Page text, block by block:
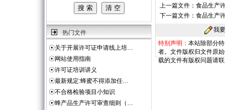
热门文件
☉关于开展许可证申请线上培…
☉网站使用指南
☉许可证培训讲义
☉最新规定:蜂蜜不得添加任…
☉不合格检验项目小知识
☉蜂产品生产许可审查细则（…
上一篇文件： 食品生产
下一篇文件： 食品生产
我
特别声明： 本站除部分
者。文件版权归文件原
载的文件有版权问题请